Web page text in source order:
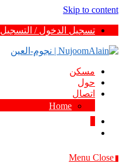
Skip to content
تسجيل الدخول / التسجيل
مسكن
حول
اتصال
Home
Menu Close